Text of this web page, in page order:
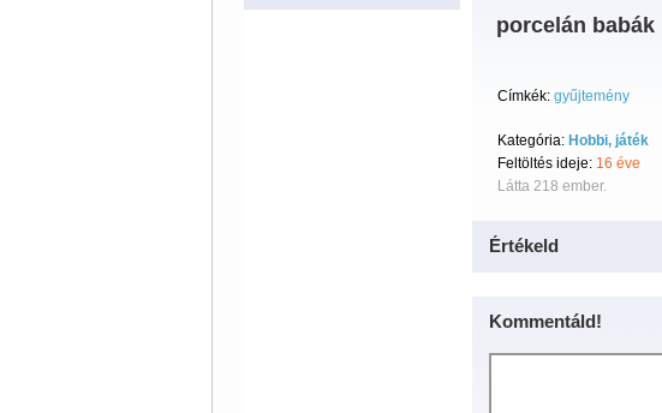
porcelán babák
Címkék: gyűjtemény
Kategória: Hobbi, játék
Feltöltés ideje: 16 éve
Látta 218 ember.
Értékeld
Kommentáld!